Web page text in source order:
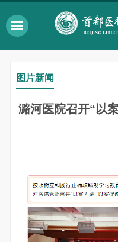
图片新闻
潞河医院召开“以